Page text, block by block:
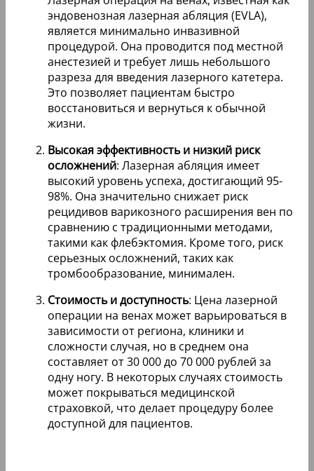
эндовенозная лазерная абляция (EVLA),
является минимально инвазивной
процедурой. Она проводится под местной
анестезией и требует лишь небольшого
разреза для введения лазерного катетера.
Это позволяет пациентам быстро
восстановиться и вернуться к обычной
жизни.
Высокая эффективность и низкий риск
осложнений: Лазерная абляция имеет
высокий уровень успеха, достигающий 95-
98%. Она значительно снижает риск
рецидивов варикозного расширения вен по
сравнению с традиционными методами,
такими как флебэктомия. Кроме того, риск
серьезных осложнений, таких как
тромбообразование, минимален.
Стоимость и доступность: Цена лазерной
операции на венах может варьироваться в
зависимости от региона, клиники и
сложности случая, но в среднем она
составляет от 30 000 до 70 000 рублей за
одну ногу. В некоторых случаях стоимость
может покрываться медицинской
страховкой, что делает процедуру более
доступной для пациентов.